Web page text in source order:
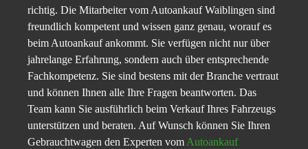
richtig. Die Mitarbeiter vom Autoankauf Waiblingen sind
freundlich kompetent und wissen ganz genau, worauf es
beim Autoankauf ankommt. Sie verfügen nicht nur über
jahrelange Erfahrung, sondern auch über entsprechende
Fachkompetenz. Sie sind bestens mit der Branche vertraut
und können Ihnen alle Ihre Fragen beantworten. Das
Team kann Sie ausführlich beim Verkauf Ihres Fahrzeugs
unterstützen und beraten. Auf Wunsch können Sie Ihren
Gebrauchtwagen den Experten vom Autoankauf